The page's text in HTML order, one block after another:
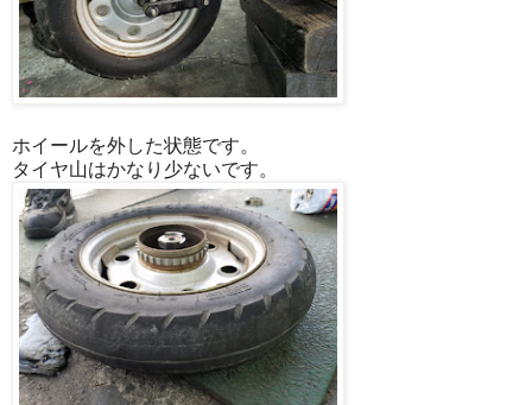
ホイールを外した状態です。
タイヤ山はかなり少ないです。